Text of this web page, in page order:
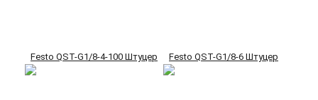
Festo QST-G1/8-4-100 Штуцер Festo QST-G1/8-6 Штуцер